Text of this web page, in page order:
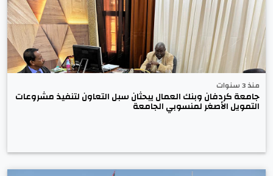
منذ 3 سنوات
جامعة كردفان وبنك العمال يبحثان سبل التعاون لتنفيذ مشروعات
التمويل الأصغر لمنسوبي الجامعة